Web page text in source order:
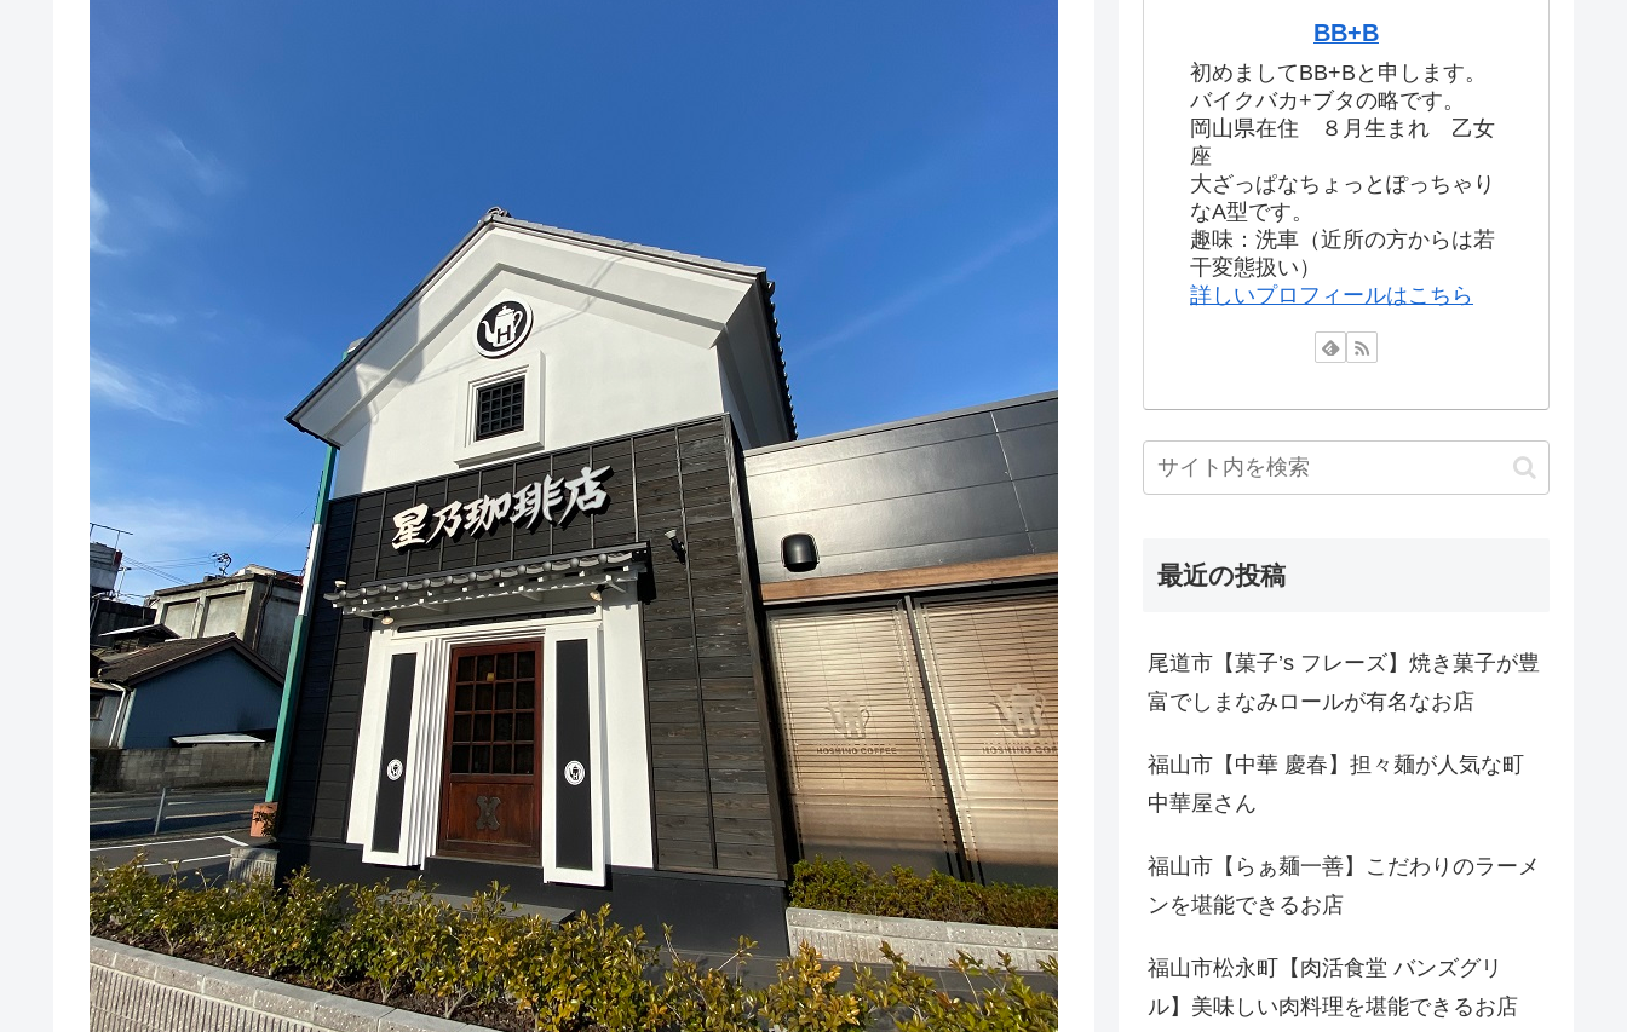
BB+B
初めましてBB+Bと申します。
バイクバカ+ブタの略です。
岡山県在住 ８月生まれ 乙女
座
大ざっぱなちょっとぽっちゃり
なA型です。
趣味：洗車（近所の方からは若
干変態扱い）
詳しいプロフィールはこちら
最近の投稿
尾道市【菓子’s フレーズ】焼き菓子が豊
富でしまなみロールが有名なお店
福山市【中華 慶春】担々麺が人気な町
中華屋さん
福山市【らぁ麺一善】こだわりのラーメ
ンを堪能できるお店
福山市松永町【肉活食堂 バンズグリ
ル】美味しい肉料理を堪能できるお店